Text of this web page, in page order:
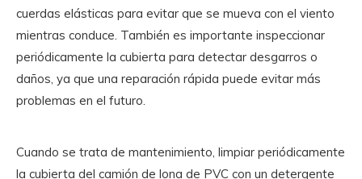
cuerdas elásticas para evitar que se mueva con el viento
mientras conduce. También es importante inspeccionar
periódicamente la cubierta para detectar desgarros o
daños, ya que una reparación rápida puede evitar más
problemas en el futuro.
Cuando se trata de mantenimiento, limpiar periódicamente
la cubierta del camión de lona de PVC con un detergente